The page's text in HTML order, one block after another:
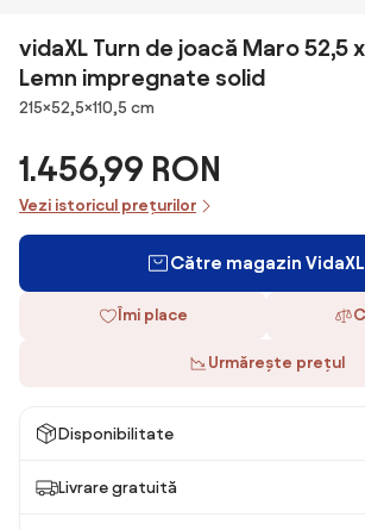
vidaXL Turn de joacă Maro 52,5 x
Lemn impregnate solid
Dimensiuni
215×52,5×110,5 cm
1.456,99 RON
Vezi istoricul prețurilor
Către magazin
Îmi place
Urmărește prețul
Disponibilitate
Livrare gratuită